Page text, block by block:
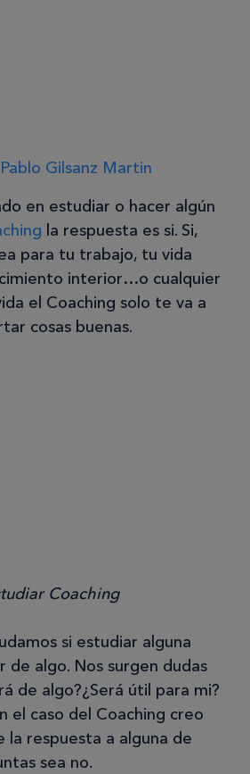
Gilsanz Martin
en estudiar o hacer algún
la respuesta es si. Si,
para tu trabajo, tu vida
interior…o cualquier
el Coaching solo te va a
cosas buenas.
Coaching
si estudiar alguna
de algo. Nos surgen dudas
de algo?¿Será útil para mi?
el caso del Coaching creo
la respuesta a alguna de
sea no.